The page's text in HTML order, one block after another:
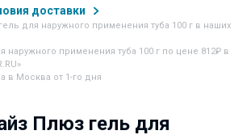
доставки
для наружного применения туба 100 г в наших
наружного применения туба 100 г по цене 812₽ в
в Москва от 1-го дня
Плюз гель для